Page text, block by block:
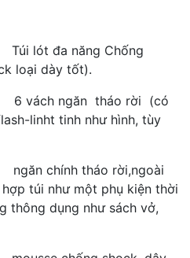
năng Chống
loại dày tốt).
ngăn tháo rời (có
linht tinh như hình, tùy
chính tháo rời,ngoài
túi như một phụ kiện thời
thông dụng như sách vở,